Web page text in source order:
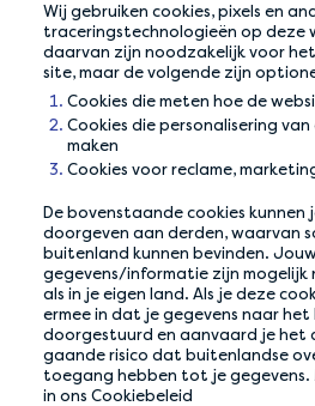
Wij gebruiken cookies, pixels en
traceringstechnologieën op deze
daarvan zijn noodzakelijk voor
site, maar de volgende zijn
Cookies die meten hoe de
Cookies die personalisering
maken
Cookies voor reclame,
De bovenstaande cookies
doorgeven aan derden, waarvan
buitenland kunnen bevinden.
gegevens/informatie zijn mogelijk
als in je eigen land. Als je deze
ermee in dat je gegevens naar
doorgestuurd en aanvaard je het
gaande risico dat buitenlandse
toegang hebben tot je gegevens.
in ons Cookiebeleid
verdienen van geld door
vullen.
E-mailadres
E-mailadres
Of meld u